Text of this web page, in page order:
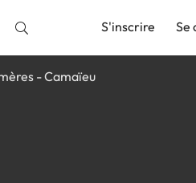
S'inscrire Se
- Camaïeu